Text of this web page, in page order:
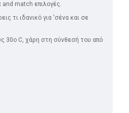
and match επιλογές.
τι ιδανικό για 'σένα και σε
30ο C, χάρη στη σύνθεσή του από